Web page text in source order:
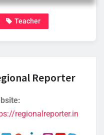
Teacher
Reporter
regionalreporter.in